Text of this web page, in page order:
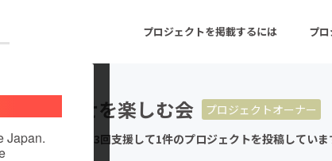
プロジェクトを掲載するには プ
ト 注目のリターン 注目の新着プロジェクト
Japan.
ななよせを楽しむ会
プロジェクトオーナー
これまでに3回支援して1件のプロジェクトを投稿していま